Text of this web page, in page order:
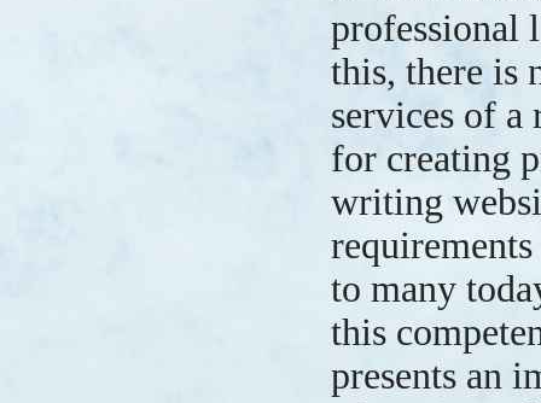
professional
this, there is
services of a
for creating
writing
to many
this
presents an